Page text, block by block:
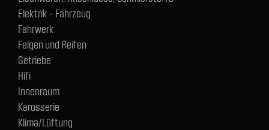
Elektrik - Fahrzeug
Fahrwerk
Felgen und Reifen
Getriebe
Hifi
Innenraum
Karosserie
Klima/Lüftung